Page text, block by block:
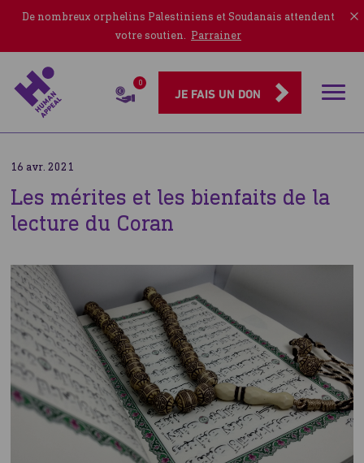
De nombreux orphelins Palestiniens et Soudanais attendent
votre soutien. Parrainer
0
JE FAIS UN DON
16 avr. 2021
Les mérites et les bienfaits de la
lecture du Coran